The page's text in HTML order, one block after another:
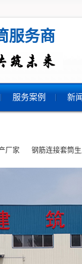
服务商
服务案例 新
厂家 钢筋连接套筒